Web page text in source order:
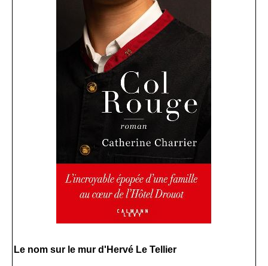
Le nom sur le mur d'Hervé Le Tellier